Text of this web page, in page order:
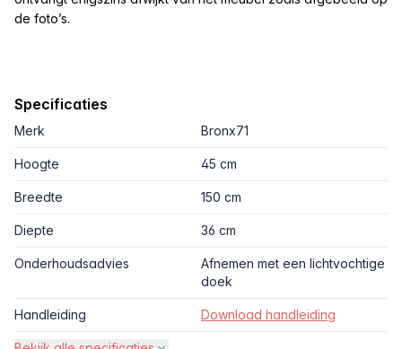
de foto’s.
Specificaties
Merk Bronx71
Hoogte 45 cm
Breedte 150 cm
Diepte 36 cm
Onderhoudsadvies
Afnemen met een lichtvochtige
doek
Handleiding Download handleiding